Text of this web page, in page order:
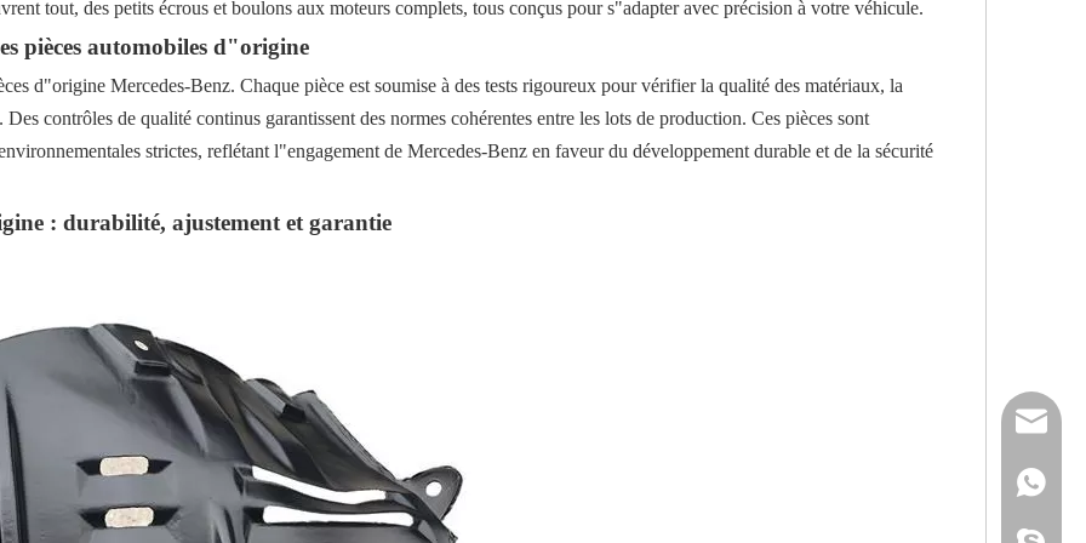
réseaux mondiaux
de pièces automobiles
qualité
l'industrie
pour la vérification des fournisseurs Besoins
de camions Mercedes-Benz
et d'alimentation en carburant efficaces
du modèle de camion et de son utilisation
Mercedes-Benz ?
fiables ?
que des options de rechange ?
tout, des petits écrous et boulons aux moteurs complets, tous conçus pour s"adapter avec précision à votre véhicule.
pièces automobiles d"origine
d"origine Mercedes-Benz. Chaque pièce est soumise à des tests rigoureux pour vérifier la qualité des matériaux, la
contrôles de qualité continus garantissent des normes cohérentes entre les lots de production. Ces pièces sont
strictes, reflétant l"engagement de Mercedes-Benz en faveur du développement durable et de la sécurité
: durabilité, ajustement et garantie